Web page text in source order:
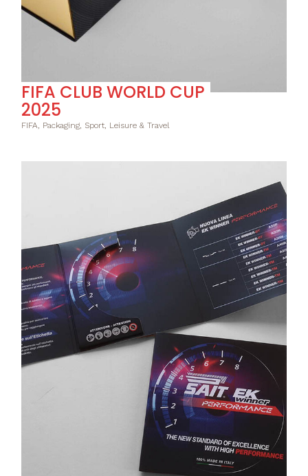
FIFA CLUB WORLD CUP
2025
FIFA, Packaging, Sport, Leisure & Travel